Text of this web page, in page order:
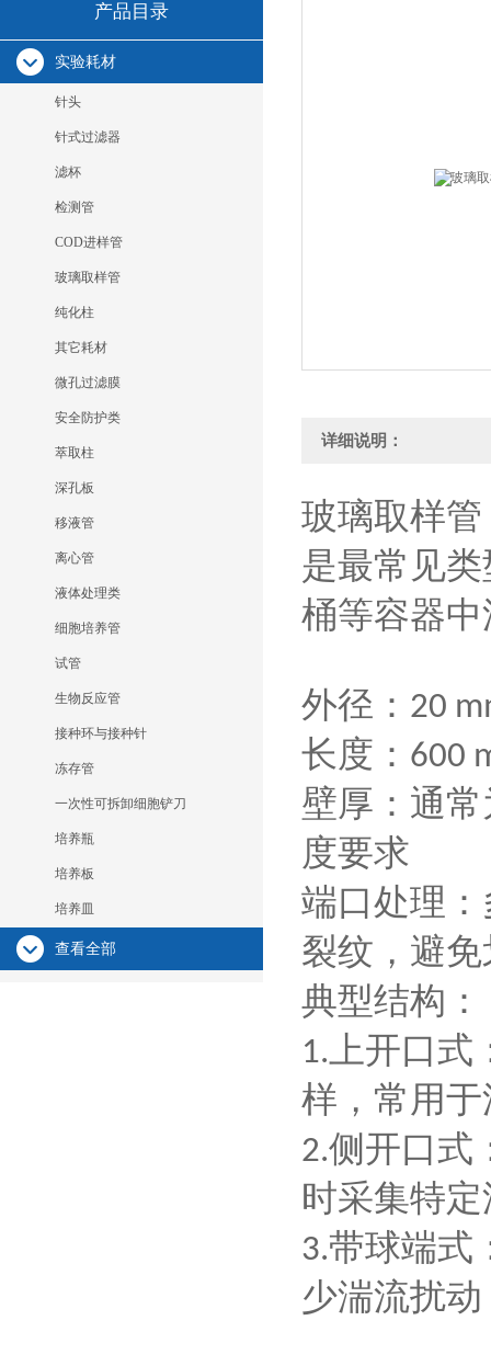
产品目录
实验耗材
针头
针式过滤器
滤杯
检测管
COD进样管
玻璃取样管
纯化柱
其它耗材
微孔过滤膜
安全防护类
萃取柱
深孔板
移液管
离心管
液体处理类
细胞培养管
试管
生物反应管
接种环与接种针
冻存管
一次性可拆卸细胞铲刀
培养瓶
培养板
培养皿
查看全部
详细说明：
玻璃取样管
是最常见
桶等容器
外径 ‌： 20
‌长度‌： 600
壁厚‌：通常
度要求
端口处理‌
裂纹，避
‌典型结构‌：
1. 上开口
样，常用
2.侧开口式‌
时采集特
3.带球端式‌
少湍流扰